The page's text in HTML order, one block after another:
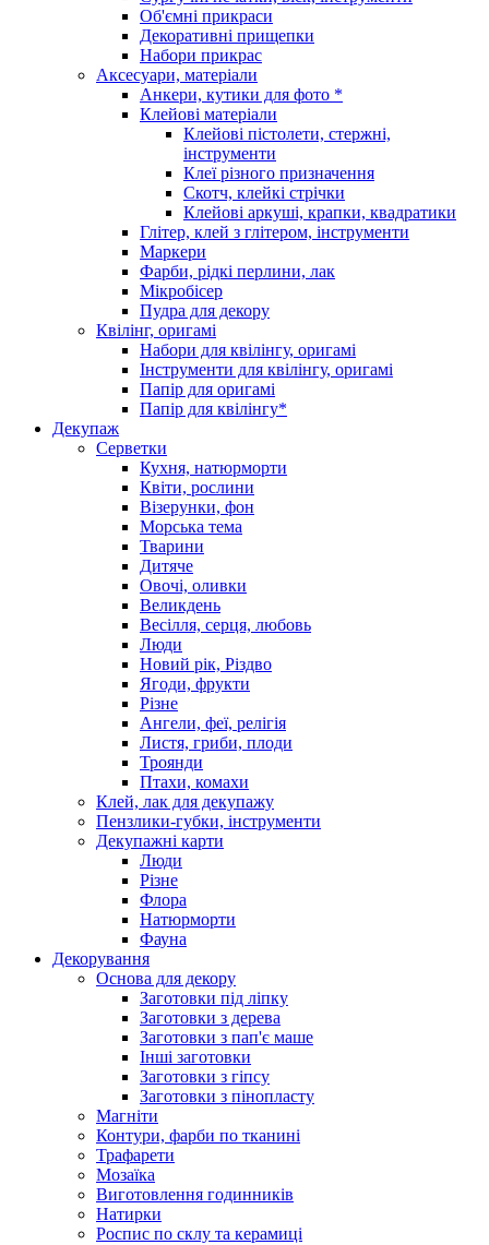
Об'ємні прикраси
Декоративні прищепки
Набори прикрас
Аксесуари, матеріали
Анкери, кутики для фото *
Клейові матеріали
Клейові пістолети, стержні,
інструменти
Клеї різного призначення
Скотч, клейкі стрічки
Клейові аркуші, крапки, квадратики
Глітер, клей з глітером, інструменти
Маркери
Фарби, рідкі перлини, лак
Мікробісер
Пудра для декору
Квілінг, оригамі
Набори для квілінгу, оригамі
Інструменти для квілінгу, оригамі
Папір для оригамі
Папір для квілінгу*
Декупаж
Серветки
Кухня, натюрморти
Квіти, рослини
Візерунки, фон
Морська тема
Тварини
Дитяче
Овочі, оливки
Великдень
Весілля, серця, любовь
Люди
Новий рік, Різдво
Ягоди, фрукти
Різне
Ангели, феї, релігія
Листя, гриби, плоди
Троянди
Птахи, комахи
Клей, лак для декупажу
Пензлики-губки, інструменти
Декупажні карти
Люди
Різне
Флора
Натюрморти
Фауна
Декорування
Основа для декору
Заготовки під ліпку
Заготовки з дерева
Заготовки з пап'є маше
Інші заготовки
Заготовки з гіпсу
Заготовки з пінопласту
Магніти
Контури, фарби по тканині
Трафарети
Мозаїка
Виготовлення годинників
Натирки
Роспис по склу та керамиці